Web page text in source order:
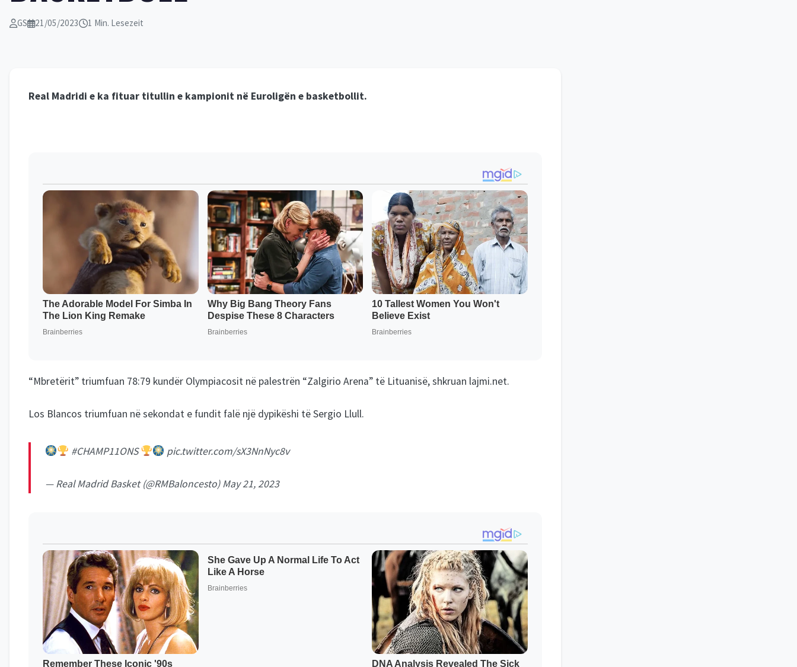
GS 21/05/2023 1 Min. Lesezeit
Real Madridi e ka fituar titullin e kampionit në Euroligën e basketbollit.
“Mbretërit” triumfuan 78:79 kundër Olympiacosit në palestrën “Zalgirio Arena” të Lituanisë, shkruan lajmi.net.
Los Blancos triumfuan në sekondat e fundit falë një dypikëshi të Sergio Llull.
#CHAMP11ONS pic.twitter.com/sX3NnNyc8v
— Real Madrid Basket (@RMBaloncesto)May 21, 2023